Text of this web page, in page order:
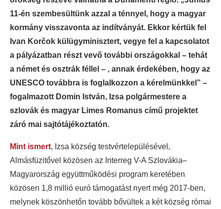
11-én szembesültünk azzal a ténnyel, hogy a magyar
kormány visszavonta az indítványát. Ekkor kértük fel
Ivan Korčok külügyminisztert, vegye fel a kapcsolatot
a pályázatban részt vevő további országokkal – tehát
a német és osztrák féllel – , annak érdekében, hogy az
UNESCO továbbra is foglalkozzon a kérelmünkkel” –
fogalmazott Domin István, Izsa polgármestere a
szlovák és magyar Limes Romanus című projektet
záró mai sajtótájékoztatón.
Mint ismert, Izsa község testvértelepülésével,
Almásfüzitővel közösen az Interreg V-A Szlovákia–
Magyarország együttműködési program keretében
közösen 1,8 millió euró támogatást nyert még 2017-ben,
melynek köszönhetőn tovább bővültek a két község római